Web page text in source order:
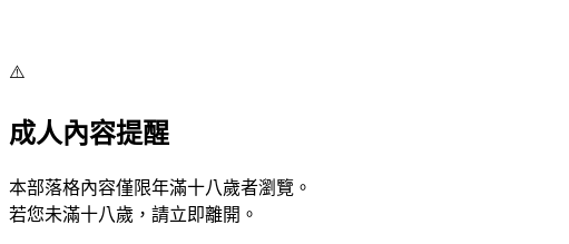
⚠️
成人內容提醒
本部落格內容僅限年滿十八歲者瀏覽。
若您未滿十八歲，請立即離開。